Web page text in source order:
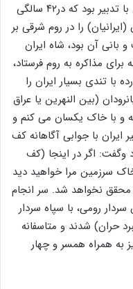
سفیر ایران در روم شرقی (بیزانس) مردی با تدبیر بود که در۴۲ سالگی
را در روم شرقی بر
آن بود، شاه ایران
برای مذاکره به روم فرستاد،
با تندی بسیار ایران را
(بین النهرین یا عراق
و با خاک یکسان می کنم و
با جوابی آگاهانه کف
اگر در اینجا (کف
سرزمین مرا خواهید دید
محقق نخواهد شد. سر انجام
سردار رومی، با سپاه سردار
حران) شدند و متاسفانه
به همراه همسر و چهار